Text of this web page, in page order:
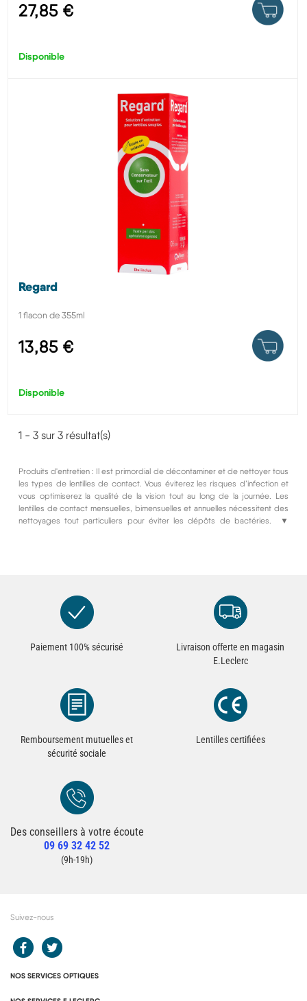
27,85 €
Disponible
Regard
1 flacon de 355ml
13,85 €
Disponible
1 - 3 sur 3 résultat(s)
▼
Produits d'entretien : Il est primordial de décontaminer et de nettoyer tous
les types de lentilles de contact. Vous éviterez les risques d’infection et
vous optimiserez la qualité de la vision tout au long de la journée. Les
lentilles de contact mensuelles, bimensuelles et annuelles nécessitent des
nettoyages tout particuliers pour éviter les dépôts de bactéries. Les
Paiement 100% sécurisé
Livraison offerte en magasin
E.Leclerc
Remboursement mutuelles et
sécurité sociale
Lentilles certifiées
Redirection vers la page Contact du site
Des conseillers à votre écoute
09 69 32 42 52
Contacter un conseiller
(9h-19h)
Suivez-nous
Redirection vers le compte Facebook E.Leclerc
NOS SERVICES OPTIQUES